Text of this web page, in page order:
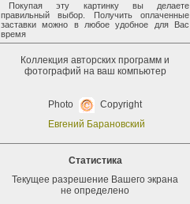
Покупая эту картинку вы делаете
правильный выбор. Получить оплаченные
заставки можно в любое удобное для Вас
время
Коллекция авторских программ и
фотографий на ваш компьютер
Photo
Copyright
Евгений Барановский
Статистика
Текущее разрешение Вашего экрана
не определено